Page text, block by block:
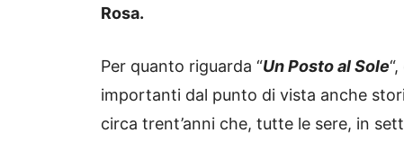
Rosa.
Per quanto riguarda “Un Posto al Sole
importanti dal punto di vista anche
circa trent’anni che, tutte le sere, in